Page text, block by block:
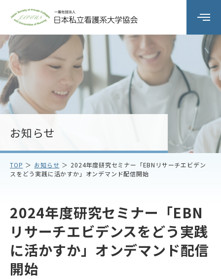
組織の概要
委員会活動
会員校情報
アクセス プライバシーポリシー
リンク
サイトマップ
ENGLISH
お知らせ
TOP お知らせ
2024年度研究セミナー「EBNリサーチエビデン
スをどう実践に活かすか」オンデマンド配信開始
2024年度研究セミナー「EBN
リサーチエビデンスをどう実践
に活かすか」オンデマンド配信
開始